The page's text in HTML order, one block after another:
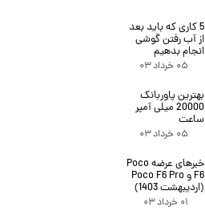
5 کاری که باید بعد
از آب رفتن گوشی
انجام بدهیم
۰۵ خرداد ۰۳
بهترین پاوربانک
20000 میلی آمپر
ساعت
۰۵ خرداد ۰۳
خبرهای عرضه Poco
F6 و Poco F6 Pro
(اردیبهشت 1403)
۰۱ خرداد ۰۳